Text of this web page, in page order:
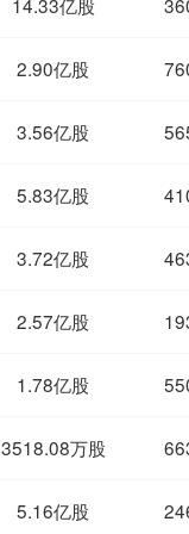
2.90亿股
3.56亿股
5.83亿股
3.72亿股
2.57亿股
1.78亿股
3518.08万股
5.16亿股